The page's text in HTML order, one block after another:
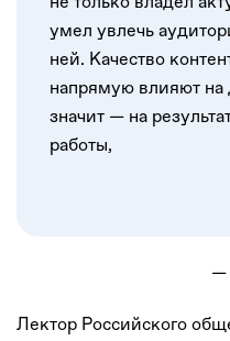
умел увлечь
ней. Качество
напрямую влияют на
значит — на
работы,
—
Лектор Российского